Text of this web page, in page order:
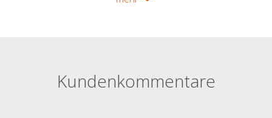
Kundenkommentare